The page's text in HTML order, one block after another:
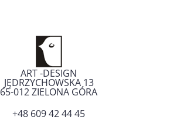
ART -DESIGN
JĘDRZYCHOWSKA 13
65-012ZIELONA GÓRA
+48 609 42 44 45